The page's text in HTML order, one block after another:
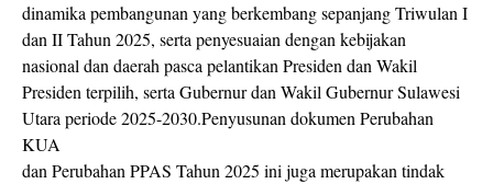
dinamika pembangunan yang berkembang sepanjang Triwulan I
dan II Tahun 2025, serta penyesuaian dengan kebijakan
nasional dan daerah pasca pelantikan Presiden dan Wakil
Presiden terpilih, serta Gubernur dan Wakil Gubernur Sulawesi
Utara periode 2025-2030.Penyusunan dokumen Perubahan
KUA
dan Perubahan PPAS Tahun 2025 ini juga merupakan tindak